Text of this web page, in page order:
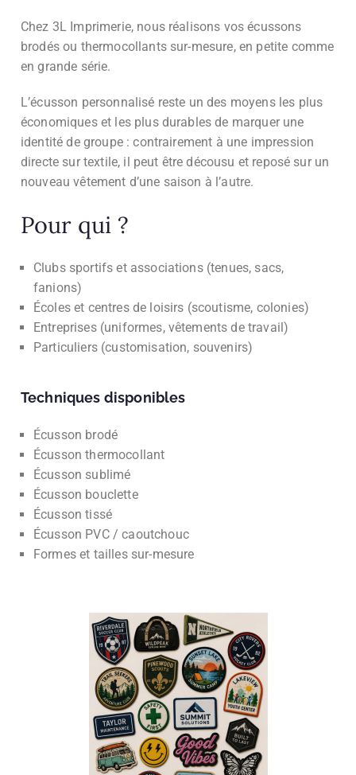
Chez 3L Imprimerie, nous réalisons vos écussons
brodés ou thermocollants sur-mesure, en petite comme
en grande série.
L’écusson personnalisé reste un des moyens les plus
économiques et les plus durables de marquer une
identité de groupe : contrairement à une impression
directe sur textile, il peut être décousu et reposé sur un
nouveau vêtement d’une saison à l’autre.
Pour qui ?
Clubs sportifs et associations (tenues, sacs,
fanions)
Écoles et centres de loisirs (scoutisme, colonies)
Entreprises (uniformes, vêtements de travail)
Particuliers (customisation, souvenirs)
Techniques disponibles
Écusson brodé
Écusson thermocollant
Écusson sublimé
Écusson bouclette
Écusson tissé
Écusson PVC / caoutchouc
Formes et tailles sur-mesure